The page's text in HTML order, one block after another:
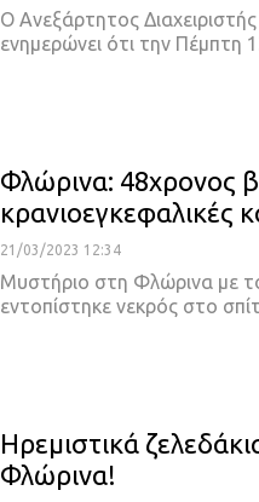
Ο Ανεξάρτητος
ενημερώνει ότι την Πέμπτη
Φλώρινα: 48χρονος
κρανιοεγκεφαλικές
21/03/2023 12:34
Μυστήριο στη Φλώρινα με
εντοπίστηκε νεκρός στο
Ηρεμιστικά
Φλώρινα!